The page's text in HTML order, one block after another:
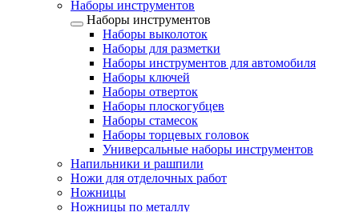
Наборы инструментов
Наборы инструментов
Наборы выколоток
Наборы для разметки
Наборы инструментов для автомобиля
Наборы ключей
Наборы отверток
Наборы плоскогубцев
Наборы стамесок
Наборы торцевых головок
Универсальные наборы инструментов
Напильники и рашпили
Ножи для отделочных работ
Ножницы
Ножницы по металлу